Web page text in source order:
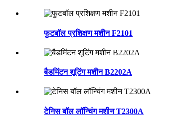
फुटबॉल प्रशिक्षण मशीन F2101
बैडमिंटन शूटिंग मशीन B2202A
टेनिस बॉल लॉन्चिंग मशीन T2300A